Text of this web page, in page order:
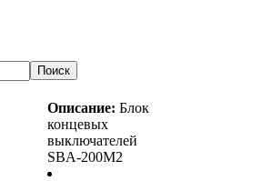
Описание: Блок
концевых
выключателей
SBA-200M2